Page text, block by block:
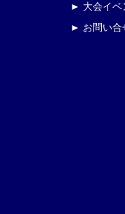
► 大会イベ
► お問い合